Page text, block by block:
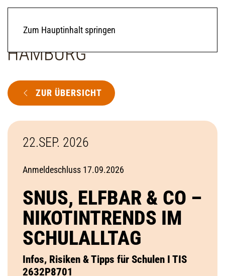
Zum Hauptinhalt springen
ZUR ÜBERSICHT
22.SEP. 2026
Anmeldeschluss 17.09.2026
SNUS, ELFBAR & CO –
NIKOTINTRENDS IM
SCHULALLTAG
Infos, Risiken & Tipps für Schulen I TIS
2632P8701